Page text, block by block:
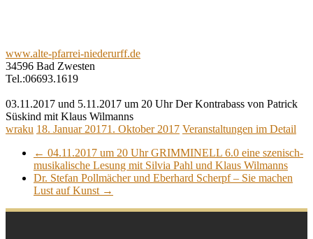
www.alte-pfarrei-niederurff.de
34596 Bad Zwesten
Tel.:06693.1619
03.11.2017 und 5.11.2017 um 20 Uhr Der Kontrabass von Patrick
Süskind mit Klaus Wilmanns
wraku 18. Januar 20171. Oktober 2017 Veranstaltungen im Detail
← 04.11.2017 um 20 Uhr GRIMMINELL 6.0 eine szenisch-
musikalische Lesung mit Silvia Pahl und Klaus Wilmanns
Dr. Stefan Pollmächer und Eberhard Scherpf – Sie machen
Lust auf Kunst →